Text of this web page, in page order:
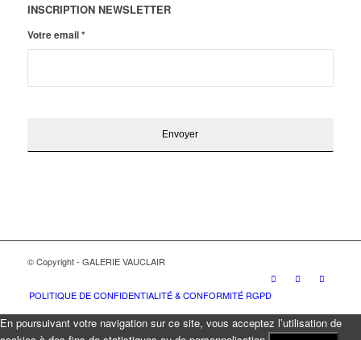
INSCRIPTION NEWSLETTER
Votre email*
© Copyright - GALERIE VAUCLAIR
POLITIQUE DE CONFIDENTIALITÉ & CONFORMITÉ RGPD
En poursuivant votre navigation sur ce site, vous acceptez l’utilisation de